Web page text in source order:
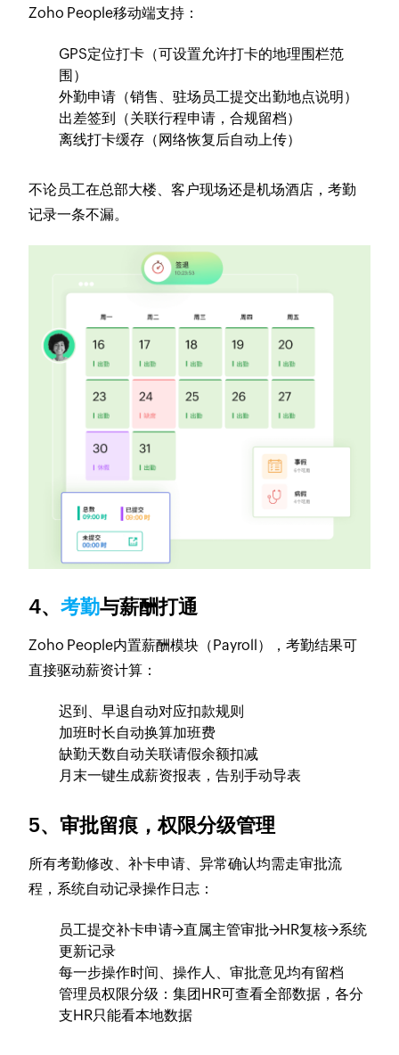
Zoho People移动端支持：
GPS定位打卡（可设置允许打卡的地理围栏范
围）
外勤申请（销售、驻场员工提交出勤地点说明）
出差签到（关联行程申请，合规留档）
离线打卡缓存（网络恢复后自动上传）
不论员工在总部大楼、客户现场还是机场酒店，考勤
记录一条不漏。
4、考勤与薪酬打通
Zoho People内置薪酬模块（Payroll），考勤结果可
直接驱动薪资计算：
迟到、早退自动对应扣款规则
加班时长自动换算加班费
缺勤天数自动关联请假余额扣减
月末一键生成薪资报表，告别手动导表
5、审批留痕，权限分级管理
所有考勤修改、补卡申请、异常确认均需走审批流
程，系统自动记录操作日志：
员工提交补卡申请→直属主管审批→HR复核→系统
更新记录
每一步操作时间、操作人、审批意见均有留档
管理员权限分级：集团HR可查看全部数据，各分
支HR只能看本地数据